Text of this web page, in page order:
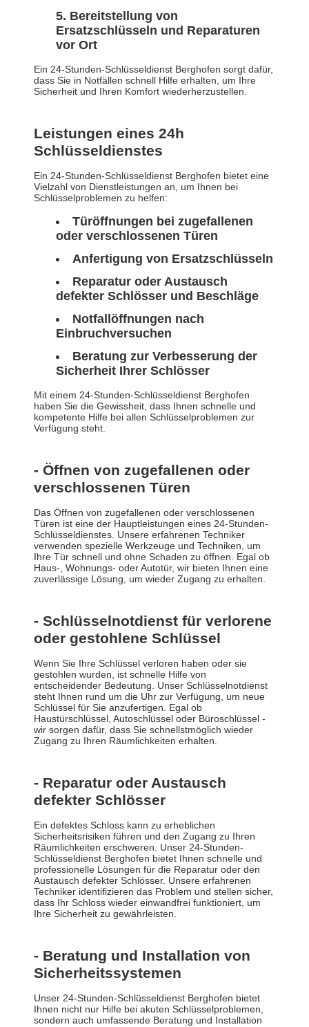
Bereitstellung von
Ersatzschlüsseln und Reparaturen
vor Ort
Ein 24-Stunden-Schlüsseldienst Berghofen sorgt dafür,
dass Sie in Notfällen schnell Hilfe erhalten, um Ihre
Sicherheit und Ihren Komfort wiederherzustellen.
Leistungen eines 24h
Schlüsseldienstes
Ein 24-Stunden-Schlüsseldienst Berghofen bietet eine
Vielzahl von Dienstleistungen an, um Ihnen bei
Schlüsselproblemen zu helfen:
Türöffnungen bei zugefallenen
oder verschlossenen Türen
Anfertigung von Ersatzschlüsseln
Reparatur oder Austausch
defekter Schlösser und Beschläge
Notfallöffnungen nach
Einbruchversuchen
Beratung zur Verbesserung der
Sicherheit Ihrer Schlösser
Mit einem 24-Stunden-Schlüsseldienst Berghofen
haben Sie die Gewissheit, dass Ihnen schnelle und
kompetente Hilfe bei allen Schlüsselproblemen zur
Verfügung steht.
- Öffnen von zugefallenen oder
verschlossenen Türen
Das Öffnen von zugefallenen oder verschlossenen
Türen ist eine der Hauptleistungen eines 24-Stunden-
Schlüsseldienstes. Unsere erfahrenen Techniker
verwenden spezielle Werkzeuge und Techniken, um
Ihre Tür schnell und ohne Schaden zu öffnen. Egal ob
Haus-, Wohnungs- oder Autotür, wir bieten Ihnen eine
zuverlässige Lösung, um wieder Zugang zu erhalten.
- Schlüsselnotdienst für verlorene
oder gestohlene Schlüssel
Wenn Sie Ihre Schlüssel verloren haben oder sie
gestohlen wurden, ist schnelle Hilfe von
entscheidender Bedeutung. Unser Schlüsselnotdienst
steht Ihnen rund um die Uhr zur Verfügung, um neue
Schlüssel für Sie anzufertigen. Egal ob
Haustürschlüssel, Autoschlüssel oder Büroschlüssel -
wir sorgen dafür, dass Sie schnellstmöglich wieder
Zugang zu Ihren Räumlichkeiten erhalten.
- Reparatur oder Austausch
defekter Schlösser
Ein defektes Schloss kann zu erheblichen
Sicherheitsrisiken führen und den Zugang zu Ihren
Räumlichkeiten erschweren. Unser 24-Stunden-
Schlüsseldienst Berghofen bietet Ihnen schnelle und
professionelle Lösungen für die Reparatur oder den
Austausch defekter Schlösser. Unsere erfahrenen
Techniker identifizieren das Problem und stellen sicher,
dass Ihr Schloss wieder einwandfrei funktioniert, um
Ihre Sicherheit zu gewährleisten.
- Beratung und Installation von
Sicherheitssystemen
Unser 24-Stunden-Schlüsseldienst Berghofen bietet
Ihnen nicht nur Hilfe bei akuten Schlüsselproblemen,
sondern auch umfassende Beratung und Installation